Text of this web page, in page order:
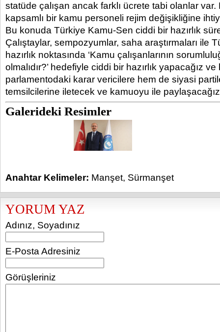
statüde çalışan ancak farklı ücrete tabi olanlar
kapsamlı bir kamu personeli rejim değişikliğine
Bu konuda Türkiye Kamu-Sen ciddi bir hazırlık
Çalıştaylar, sempozyumlar, saha araştırmaları ile
hazırlık noktasında ‘Kamu çalışanlarının
olmalıdır?’ hedefiyle ciddi bir hazırlık yapacağız
parlamentodaki karar vericilere hem de siyasi
temsilcilerine iletecek ve kamuoyu ile
Galerideki Resimler
Anahtar Kelimeler: Manşet, Sürmanşet
YORUM YAZ
Adınız, Soyadınız
E-Posta Adresiniz
Görüşleriniz